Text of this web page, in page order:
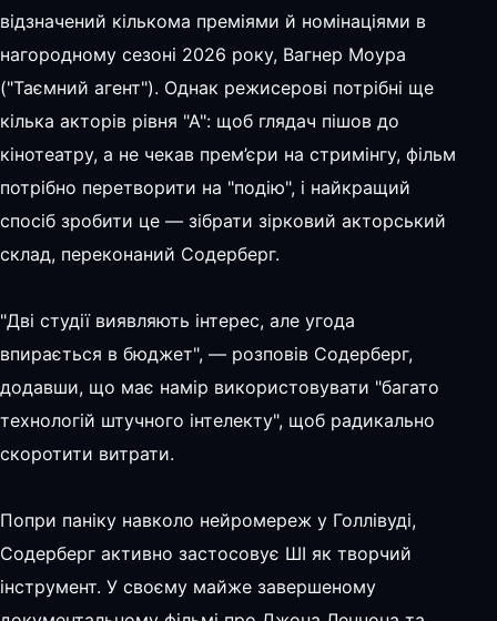
відзначений кількома преміями й номінаціями в
нагородному сезоні 2026 року, Вагнер Моура
("Таємний агент"). Однак режисерові потрібні ще
кілька акторів рівня "А": щоб глядач пішов до
кінотеатру, а не чекав прем’єри на стримінгу, фільм
потрібно перетворити на "подію", і найкращий
спосіб зробити це — зібрати зірковий акторський
склад, переконаний Содерберг.
"Дві студії виявляють інтерес, але угода
впирається в бюджет", — розповів Содерберг,
додавши, що має намір використовувати "багато
технологій штучного інтелекту", щоб радикально
скоротити витрати.
Попри паніку навколо нейромереж у Голлівуді,
Содерберг активно застосовує ШІ як творчий
інструмент. У своєму майже завершеному